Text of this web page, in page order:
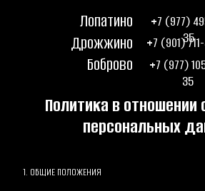
Боброво
Лопатино
+7 (977)
35
Дрожжино
+7 (901)
+7 (977)
35
Политика в отношении
персональных
1. ОБЩИЕ ПОЛОЖЕНИЯ